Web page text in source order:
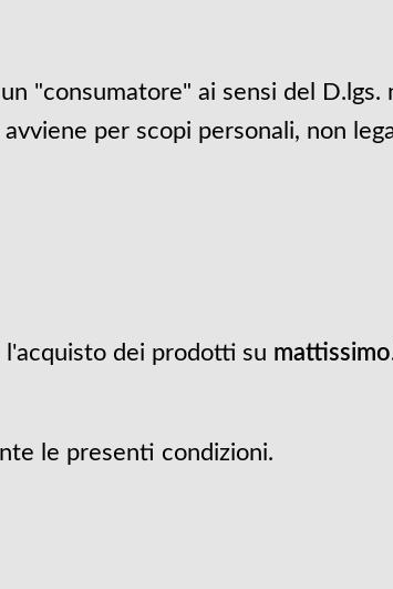
"consumatore" ai sensi del D.lgs.
per scopi personali, non
dei prodotti su
le presenti condizioni.